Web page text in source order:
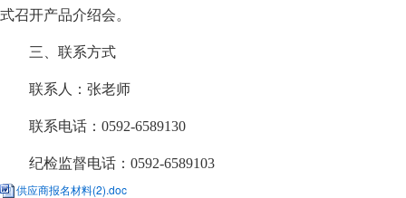
式召开产品介绍会。
三、联系方式
联系人： 张老师
联系电话： 0592-6589130
纪检监督电话： 0592-6589103
供应商报名材料(2).doc